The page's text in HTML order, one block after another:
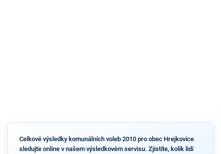
Celkové výsledky komunálních voleb 2010 pro obec Hrejkovice
sledujte online v našem výsledkovém servisu. Zjistíte, kolik lidí